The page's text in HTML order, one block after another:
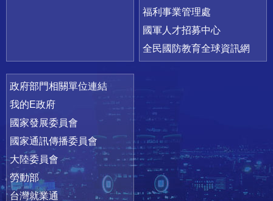
福利事業管理處
國軍人才招募中心
全民國防教育全球資訊網
政府部門相關單位連結
我的E政府
國家發展委員會
國家通訊傳播委員會
大陸委員會
勞動部
台灣就業通